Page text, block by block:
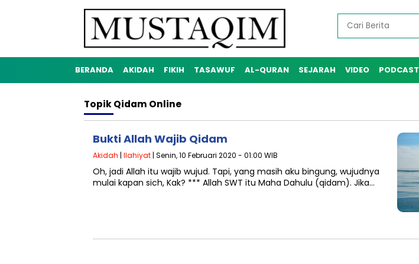
BERANDA AKIDAH FIKIH TASAWUF AL-QURAN SEJARAH VIDEO PODCAST
TopikQidam Online
Bukti Allah Wajib Qidam
Akidah | Ilahiyat | Senin, 10 Februari 2020 - 01:00 WIB
Oh, jadi Allah itu wajib wujud. Tapi, yang masih aku bingung, wujudnya
mulai kapan sich, Kak? *** Allah SWT itu Maha Dahulu (qidam). Jika…